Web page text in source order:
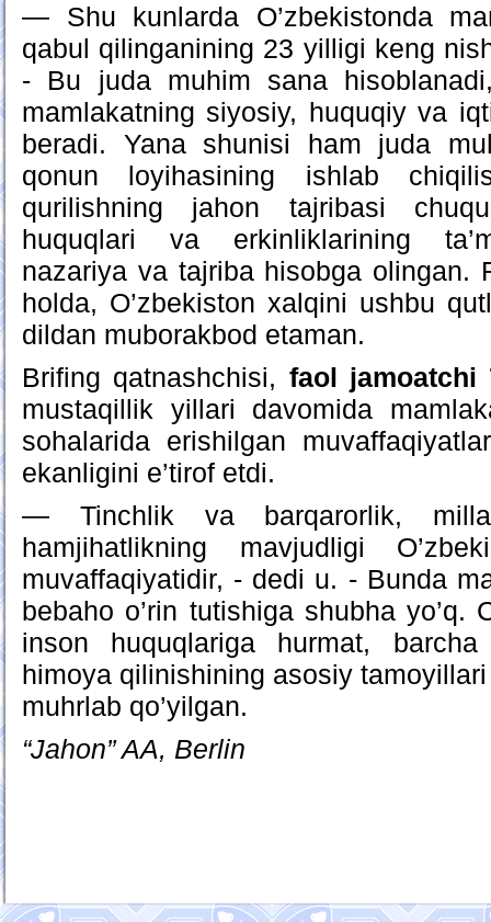
— Shu kunlarda O’zbekistonda
qabul qilinganining 23 yilligi keng
- Bu juda muhim sana
mamlakatning siyosiy, huquqiy va
beradi. Yana shunisi ham juda
qonun loyihasining ishlab
qurilishning jahon tajribasi
huquqlari va erkinliklarining
nazariya va tajriba hisobga olingan.
holda, O’zbekiston xalqini ushbu
dildan muborakbod etaman.
Brifing qatnashchisi, faol jamoatchi
mustaqillik yillari davomida
sohalarida erishilgan
ekanligini e’tirof etdi.
— Tinchlik va barqarorlik,
hamjihatlikning mavjudligi
muvaffaqiyatidir, - dedi u. - Bunda
bebaho o’rin tutishiga shubha yo’q.
inson huquqlariga hurmat, barcha
himoya qilinishining asosiy
muhrlab qo’yilgan.
“Jahon” AA, Berlin